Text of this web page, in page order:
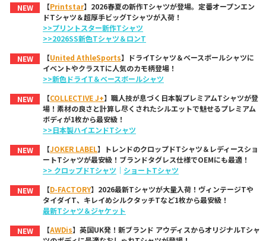
NEW
【Printstar】2026春夏の新作Tシャツが登場。定番オープンエン
ドTシャツ＆超厚手ビッグTシャツが入荷！
>>プリントスター新作Tシャツ
>>2026SS新色Tシャツ＆ロンT
NEW
【United AthleSports】ドライTシャツ＆ベースボールシャツに
イベントやクラスTに人気のカモ柄登場！
>>新色ドライT＆ベースボールシャツ
NEW
【COLLECTIVE J+】職人技が息づく日本製プレミアムTシャツが登
場！素材の良さと計算し尽くされたシルエットで魅せるプレミアム
ボディが1枚から最安級！
>>日本製ハイエンドTシャツ
NEW
【JOKER LABEL】トレンドのクロップドTシャツ＆レディースショ
ートTシャツが最安級！ブランドタグレス仕様でOEMにも最適！
>> クロップドTシャツ ｜ ショートTシャツ
NEW
【D-FACTORY】2026最新Tシャツが大量入荷！ヴィンテージTや
タイダイT、キレイめシルクタッチTなど1枚から最安級！
最新Tシャツ＆ジャケット
NEW
【AWDis】英国UK発！新ブランド アウディスからオリジナルTシャ